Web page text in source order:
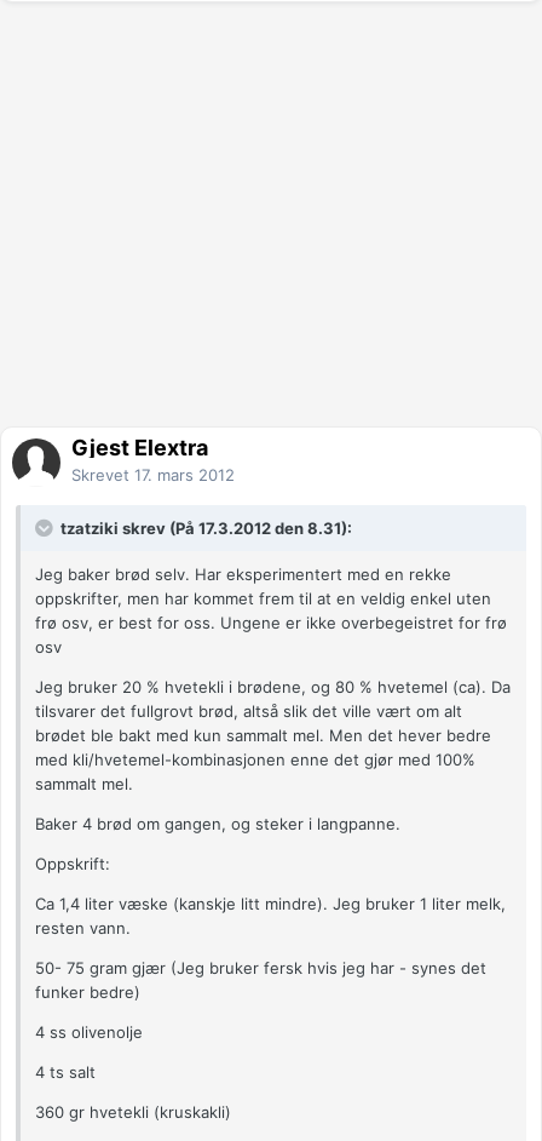
Gjest Elextra
Skrevet 17. mars 2012
tzatziki skrev (På 17.3.2012 den 8.31):
Jeg baker brød selv. Har eksperimentert med en rekke
oppskrifter, men har kommet frem til at en veldig enkel uten
frø osv, er best for oss. Ungene er ikke overbegeistret for frø
osv
Jeg bruker 20 % hvetekli i brødene, og 80 % hvetemel (ca). Da
tilsvarer det fullgrovt brød, altså slik det ville vært om alt
brødet ble bakt med kun sammalt mel. Men det hever bedre
med kli/hvetemel-kombinasjonen enne det gjør med 100%
sammalt mel.
Baker 4 brød om gangen, og steker i langpanne.
Oppskrift:
Ca 1,4 liter væske (kanskje litt mindre). Jeg bruker 1 liter melk,
resten vann.
50- 75 gram gjær (Jeg bruker fersk hvis jeg har - synes det
funker bedre)
4 ss olivenolje
4 ts salt
360 gr hvetekli (kruskakli)